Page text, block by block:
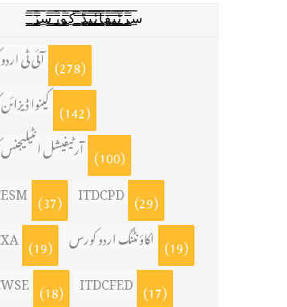
س̳̿͟͞ر̳̿͟͞ٹ̳̿͟͞ی̳̿͟͞ف̳̿͟͞ا̳̿͟͞ي̳̳̿ٔ̿͟͟͞͞ی̳̿͟͞ڈ̳̿͟͞ ̳̿͟͞ک̳̿͟͞و̳̿͟͞ر̳̿͟͞س̳̿͟͞ز̳̿͟͞
آئی ٹی (278)
کینوا (142)
آرٹیفیشل (100)
(37) ITDCPD (29)
(19) اکاؤنٹنگ اردو کورس (19)
(18) ITDCFED (17)